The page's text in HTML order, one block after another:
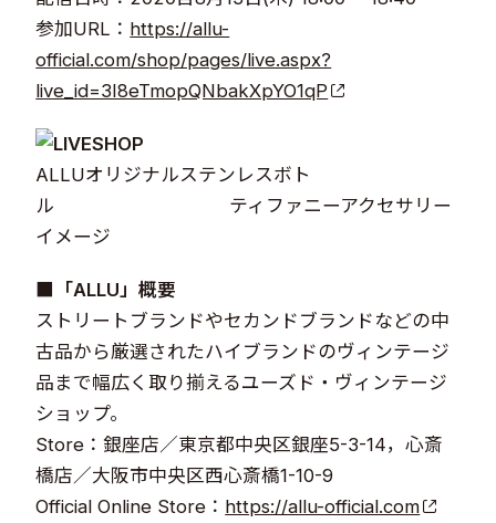
参加URL： https://allu-
official.com/shop/pages/live.aspx?
live_id=3I8eTmopQNbakXpYO1qP
ALLUオリジナルステンレスボト
ル ティファニーアクセサリー
イメージ​​
■「ALLU」概要
ストリートブランドやセカンドブランドなどの中
古品から厳選されたハイブランドのヴィンテージ
品まで幅広く取り揃えるユーズド・ヴィンテージ
ショップ。
Store：銀座店／東京都中央区銀座5-3-14，心斎
橋店／大阪市中央区西心斎橋1-10-9
Official Online Store： https://allu-official.com